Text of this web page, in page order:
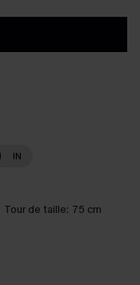
IN
Tour de taille: 75 cm